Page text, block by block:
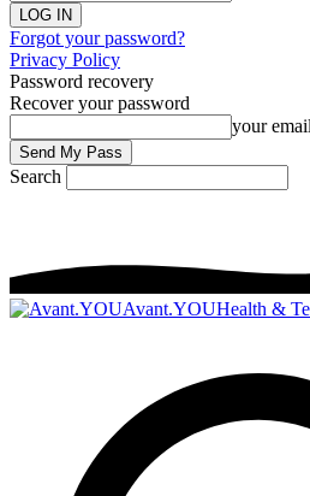
Forgot your password?
Privacy Policy
Password recovery
Recover your password
your email
Search
Avant.YOUHealth &